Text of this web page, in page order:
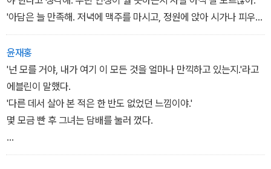
가리로 떠나고 아담은 집요하게 그녀 뒤를 쫓는다. 두 사람은 여행 중
로운 사람에게 끌리고, 체코슬로바키아에서 헝가리로, 다시 헝가리에
서 오스트리아로 가슴 졸이며 국경을 넘는 사이 둘의 사랑은 여러 차
례 위기를 맞는다.
'아담은 늘 만족해. 저녁에 맥주를 마시고, 정원에 앉아 시가나 피우
고, 그럼 이웃들이 울타리로 와서 말을 걸고.. 그는 심지어 이웃들과도
잘 통한다니까. 난 그런 점에 끌렸어. 그는 아무것에도 메이지 않았어.
그거 알아? 아담은 독특했어. 대학교에서 사귄 친구들은 죄다 조심성
많고 고분고분 말을 잘 듣는 사람들이었지. 하지만 아담은 완전 해방
이었어. 그는 의견을 거리낌 없이 말했어. 하지만 이젠 늘 정원에만 앉
아 있으니..'
윤재홍
'넌 모를 거야, 내가 여기 이 모든 것을 얼마나 만끽하고 있는지.'라고
에블린이 말했다.
'다른 데서 살아 본 적은 한 반도 없었던 느낌이야.'
몇 모금 빤 후 그녀는 담배를 눌러 껐다.